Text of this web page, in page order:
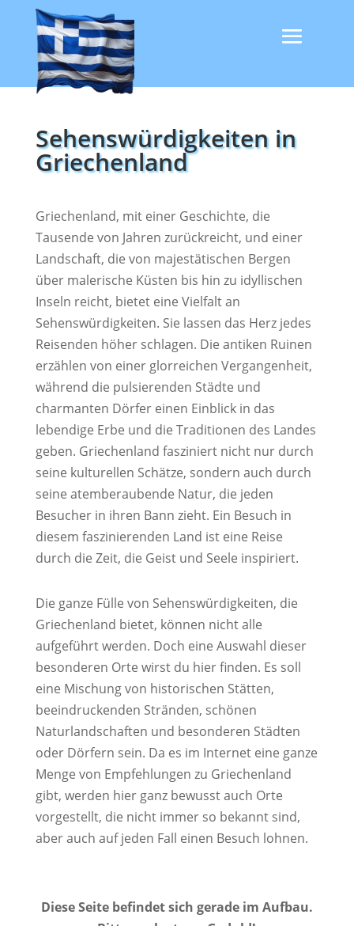
Sehenswürdigkeiten in
Griechenland
Griechenland, mit einer Geschichte, die
Tausende von Jahren zurückreicht, und einer
Landschaft, die von majestätischen Bergen
über malerische Küsten bis hin zu idyllischen
Inseln reicht, bietet eine Vielfalt an
Sehenswürdigkeiten. Sie lassen das Herz jedes
Reisenden höher schlagen. Die antiken Ruinen
erzählen von einer glorreichen Vergangenheit,
während die pulsierenden Städte und
charmanten Dörfer einen Einblick in das
lebendige Erbe und die Traditionen des Landes
geben. Griechenland fasziniert nicht nur durch
seine kulturellen Schätze, sondern auch durch
seine atemberaubende Natur, die jeden
Besucher in ihren Bann zieht. Ein Besuch in
diesem faszinierenden Land ist eine Reise
durch die Zeit, die Geist und Seele inspiriert.
Die ganze Fülle von Sehenswürdigkeiten, die
Griechenland bietet, können nicht alle
aufgeführt werden. Doch eine Auswahl dieser
besonderen Orte wirst du hier finden. Es soll
eine Mischung von historischen Stätten,
beeindruckenden Stränden, schönen
Naturlandschaften und besonderen Städten
oder Dörfern sein. Da es im Internet eine ganze
Menge von Empfehlungen zu Griechenland
gibt, werden hier ganz bewusst auch Orte
vorgestellt, die nicht immer so bekannt sind,
aber auch auf jeden Fall einen Besuch lohnen.
Diese Seite befindet sich gerade im Aufbau.